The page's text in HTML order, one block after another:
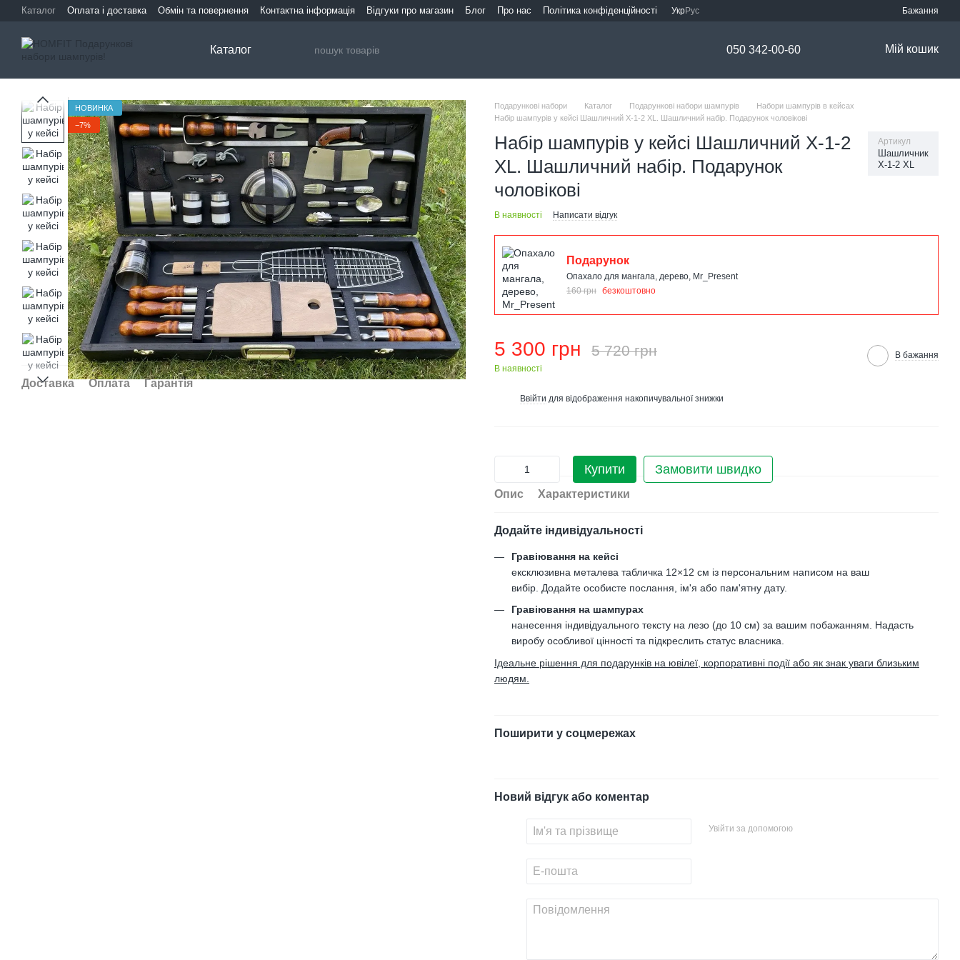
Перейти до основного контенту
Каталог Оплата і доставка Обмін та повернення Контактна інформація Відгуки про магазин Блог Про нас Політика конфіденційності УкрРус Бажання
Каталог 050 342-00-60 Мій кошик
НОВИНКА
−7%
Доставка Оплата Гарантія
Подарункові набори Каталог Подарункові набори шампурів
Набори шампурів в кейсах
Набір шампурів у кейсі Шашличний Х-1-2 XL. Шашличний набір. Подарунок чоловікові
Набір шампурів у кейсі Шашличний Х-1-2
XL. Шашличний набір. Подарунок
чоловікові
Артикул
Шашличник
Х-1-2 XL
В наявності Написати відгук
Подарунок
Опахало для мангала, дерево, Mr_Present
160 грн безкоштовно
5 300 грн 5 720 грн
В наявності
В бажання
Ввійти для відображення накопичувальної знижки
Купити Замовити швидко
Опис Характеристики
Додайте індивідуальності
Гравіювання на кейсі
ексклюзивна металева табличка 12×12 см із персональним написом на ваш
вибір. Додайте особисте послання, ім'я або пам'ятну дату.
Гравіювання на шампурах
нанесення індивідуального тексту на лезо (до 10 см) за вашим побажанням. Надасть
виробу особливої цінності та підкреслить статус власника.
Ідеальне рішення для подарунків на ювілеї, корпоративні події або як знак уваги близьким
людям.
Поширити у соцмережах
Новий відгук або коментар
Увійти за допомогою